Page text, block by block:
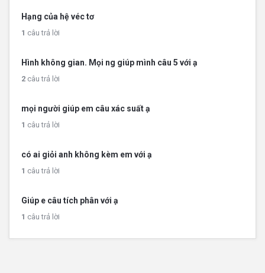
Hạng của hệ véc tơ
1 câu trả lời
Hình không gian. Mọi ng giúp mình câu 5 với ạ
2 câu trả lời
mọi người giúp em câu xác suất ạ
1 câu trả lời
có ai giỏi anh không kèm em với ạ
1 câu trả lời
Giúp e câu tích phân với ạ
1 câu trả lời